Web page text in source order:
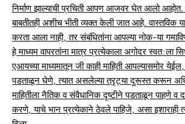
निर्माण झाल्याची प्रचिती आपण आजवर घेत आलो आहोत.
बाबतीतही अशीच भीती व्यक्त केली जात आहे. वास्तविक
करता आला नाही, तर संबंधितांना आपल्या नोक-या
हे माध्यम वापरतांना मात्र प्रत्येकाला अगोदर स्वत:ला
एआयच्या माध्यमातून जी काही माहिती आपल्यासमोर येईल,
पडताळून घेणे, त्यात असलेल्या त्रृट्या दुरूस्त करून
माहितीला नैतिक व संवैधानिक दृष्टीने पडताळून पाहणे व
करणे, याचे भान प्रत्येकाने ठेवले पाहिजे, असा इशाराही